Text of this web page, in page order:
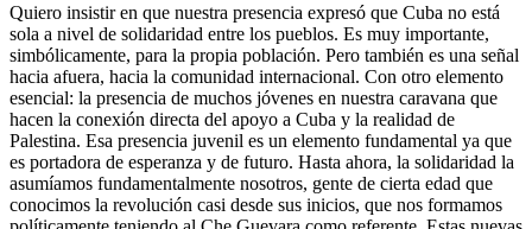
Quiero insistir en que nuestra presencia expresó que Cuba no está
sola a nivel de solidaridad entre los pueblos. Es muy importante,
simbólicamente, para la propia población. Pero también es una señal
hacia afuera, hacia la comunidad internacional. Con otro elemento
esencial: la presencia de muchos jóvenes en nuestra caravana que
hacen la conexión directa del apoyo a Cuba y la realidad de
Palestina. Esa presencia juvenil es un elemento fundamental ya que
es portadora de esperanza y de futuro. Hasta ahora, la solidaridad la
asumíamos fundamentalmente nosotros, gente de cierta edad que
conocimos la revolución casi desde sus inicios, que nos formamos